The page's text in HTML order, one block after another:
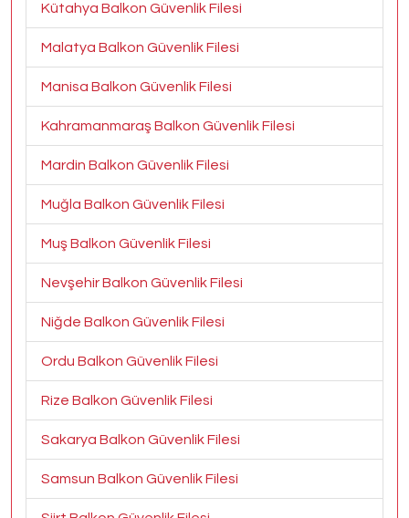
Kütahya Balkon Güvenlik Filesi
Malatya Balkon Güvenlik Filesi
Manisa Balkon Güvenlik Filesi
Kahramanmaraş Balkon Güvenlik Filesi
Mardin Balkon Güvenlik Filesi
Muğla Balkon Güvenlik Filesi
Muş Balkon Güvenlik Filesi
Nevşehir Balkon Güvenlik Filesi
Niğde Balkon Güvenlik Filesi
Ordu Balkon Güvenlik Filesi
Rize Balkon Güvenlik Filesi
Sakarya Balkon Güvenlik Filesi
Samsun Balkon Güvenlik Filesi